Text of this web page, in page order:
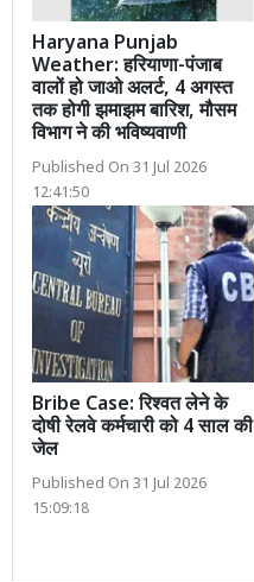
Haryana Punjab
Weather: हरियाणा-पंजाब
वालों हो जाओ अलर्ट, 4 अगस्त
तक होगी झमाझम बारिश, मौसम
विभाग ने की भविष्यवाणी
Published On 31 Jul 2026
12:41:50
Bribe Case: रिश्वत लेने के
दोषी रेलवे कर्मचारी को 4 साल की
जेल
Published On 31 Jul 2026
15:09:18